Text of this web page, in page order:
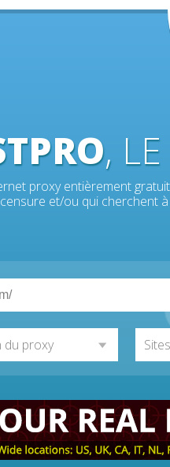
, LE
proxy entièrement
et/ou qui cherchent
du proxy